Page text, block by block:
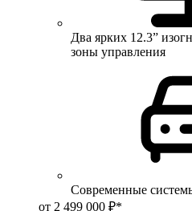
Два ярких 12.3”
зоны управления
Современные
от 2 499 000 ₽*